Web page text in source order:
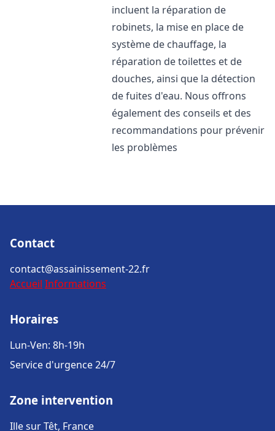
incluent la réparation de
robinets, la mise en place de
système de chauffage, la
réparation de toilettes et de
douches, ainsi que la détection
de fuites d'eau. Nous offrons
également des conseils et des
recommandations pour prévenir
les problèmes
Contact
contact@assainissement-22.fr
Accueil Informations
Horaires
Lun-Ven: 8h-19h
Service d'urgence 24/7
Zone intervention
Ille sur Têt, France